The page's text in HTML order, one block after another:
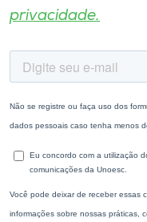
privacidade.